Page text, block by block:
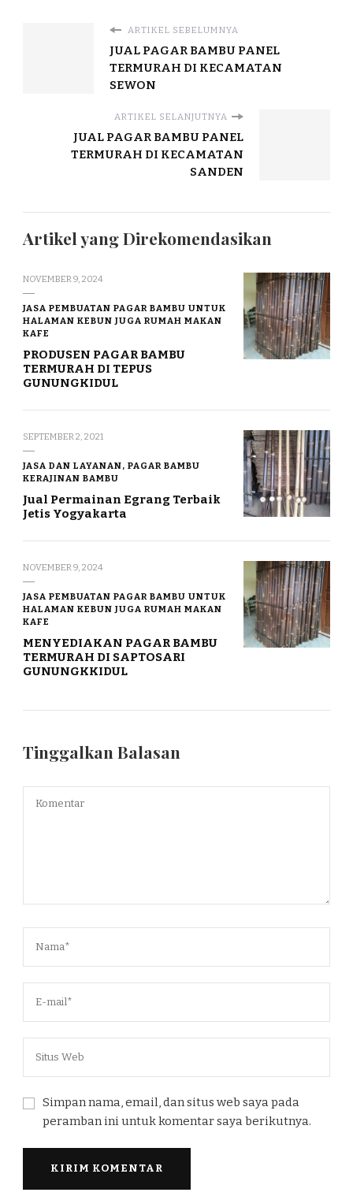
ARTIKEL SEBELUMNYA
JUAL PAGAR BAMBU PANEL
TERMURAH DI KECAMATAN
SEWON
ARTIKEL SELANJUTNYA
JUAL PAGAR BAMBU PANEL
TERMURAH DI KECAMATAN
SANDEN
Artikel yang Direkomendasikan
NOVEMBER 9, 2024
JASA PEMBUATAN PAGAR BAMBU UNTUK
HALAMAN KEBUN JUGA RUMAH MAKAN
KAFE
PRODUSEN PAGAR BAMBU
TERMURAH DI TEPUS
GUNUNGKIDUL
SEPTEMBER 2, 2021
JASA DAN LAYANAN, PAGAR BAMBU
KERAJINAN BAMBU
Jual Permainan Egrang Terbaik
Jetis Yogyakarta
NOVEMBER 9, 2024
JASA PEMBUATAN PAGAR BAMBU UNTUK
HALAMAN KEBUN JUGA RUMAH MAKAN
KAFE
MENYEDIAKAN PAGAR BAMBU
TERMURAH DI SAPTOSARI
GUNUNGKKIDUL
Tinggalkan Balasan
Simpan nama, email, dan situs web saya pada
peramban ini untuk komentar saya berikutnya.